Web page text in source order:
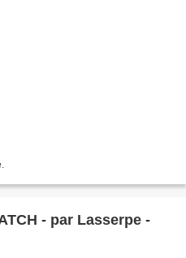
- par Lasserpe -